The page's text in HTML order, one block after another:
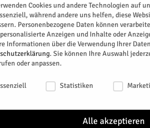
SPEZIAL E-PAPER KINO
ZUKUNFT & WIRTSCHAFT
Projekt "Demokratie weltweit
Cookies und andere Technologien auf
während andere uns helfen, diese
Personenbezogene Daten können
Anzeigen und Inhalte oder
Informationen über die Verwendung Ihrer
. Sie können Ihre Auswahl
oder anpassen.
Statistiken
Alle akzeptieren